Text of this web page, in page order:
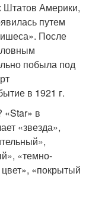
Америки,
путем
После
побыла под
в 1921 г.
«Star» в
«звезда»,
«темно-
«покрытый